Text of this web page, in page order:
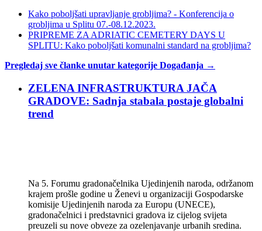
Kako poboljšati upravljanje grobljima? - Konferencija o
grobljima u Splitu 07.-08.12.2023.
PRIPREME ZA ADRIATIC CEMETERY DAYS U
SPLITU: Kako poboljšati komunalni standard na grobljima?
Pregledaj sve članke unutar kategorije Događanja →
ZELENA INFRASTRUKTURA JAČA
GRADOVE: Sadnja stabala postaje globalni
trend
Na 5. Forumu gradonačelnika Ujedinjenih naroda, održanom
krajem prošle godine u Ženevi u organizaciji Gospodarske
komisije Ujedinjenih naroda za Europu (UNECE),
gradonačelnici i predstavnici gradova iz cijelog svijeta
preuzeli su nove obveze za ozelenjavanje urbanih sredina.